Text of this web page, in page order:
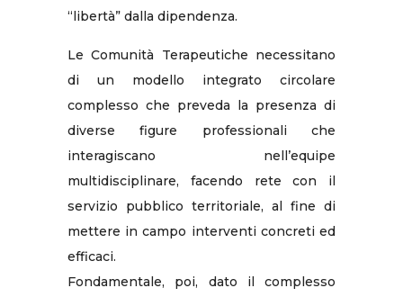
“libertà” dalla dipendenza.
Le Comunità Terapeutiche necessitano
di un modello integrato circolare
complesso che preveda la presenza di
diverse figure professionali che
interagiscano nell’equipe
multidisciplinare, facendo rete con il
servizio pubblico territoriale, al fine di
mettere in campo interventi concreti ed
efficaci.
Fondamentale, poi, dato il complesso